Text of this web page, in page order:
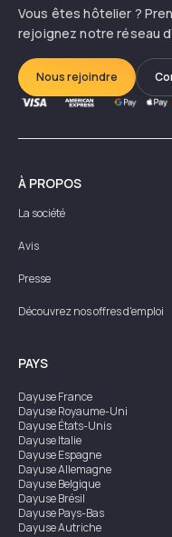
Vous êtes hôtelier ?
rejoignez notre réseau
Nous rejoindre
À PROPOS
La société
Avis
Presse
Découvrez nos offres d'emploi
PAYS
DayuseFrance
DayuseRoyaume-Uni
DayuseÉtats-Unis
DayuseItalie
DayuseEspagne
DayuseAllemagne
DayuseBelgique
DayuseBrésil
DayusePays-Bas
DayuseAutriche